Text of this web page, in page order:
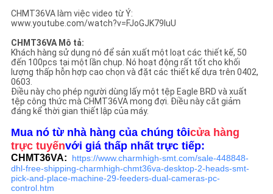
CHÍNH
SÁCH
BẢO
MẬT
CHMT36VA làm việc video từ Ý:
www.youtube.com/watch?v=FJoGJK79luU
CHMT36VA Mô tả:
Khách hàng sử dụng nó để sản xuất một loạt các thiết kế, 50
đến 100pcs tại một lần chụp. Nó hoạt động rất tốt cho khối
lượng thấp hỗn hợp cao chọn và đặt các thiết kế dựa trên 0402,
0603.
Điều này cho phép người dùng lấy một tệp Eagle BRD và xuất
tệp công thức mà CHMT36VA mong đợi. Điều này cắt giảm
đáng kể thời gian thiết lập của máy.
Mua nó từ nhà hàng của chúng tôicửa hàng
trực tuyếnvới giá thấp nhất trực tiếp:
CHMT36VA:
https://www.charmhigh-smt.com/sale-448848-
dhl-free-shipping-charmhigh-chmt36va-desktop-2-heads-smt-
pick-and-place-machine-29-feeders-dual-cameras-pc-
control.htm